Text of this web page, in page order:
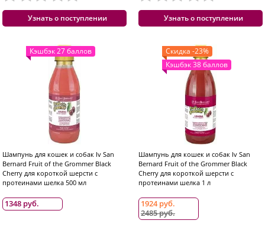
Узнать о поступлении Узнать о поступлении
Кэшбэк 27 баллов
Шампунь для кошек и собак Iv San
Bernard Fruit of the Grommer Black
Cherry для короткой шерсти с
протеинами шелка 500 мл
1348 руб.
Скидка -23%
Кэшбэк 38 баллов
Шампунь для кошек и собак Iv San
Bernard Fruit of the Grommer Black
Cherry для короткой шерсти с
протеинами шелка 1 л
1924 руб.
2485 руб.